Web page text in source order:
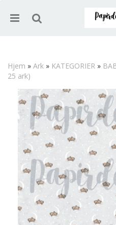
Hjem » Ark » KATEGORIER »
25 ark)